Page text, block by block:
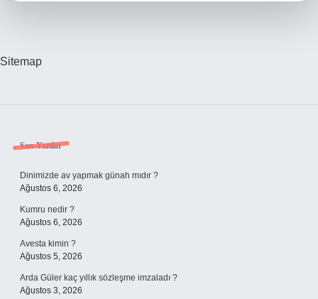
Sitemap
Sidebar
Son Yazılar
Dinimizde av yapmak günah mıdır ?
Ağustos 6, 2026
Kumru nedir ?
Ağustos 6, 2026
Avesta kimin ?
Ağustos 5, 2026
Arda Güler kaç yıllık sözleşme imzaladı ?
Ağustos 3, 2026